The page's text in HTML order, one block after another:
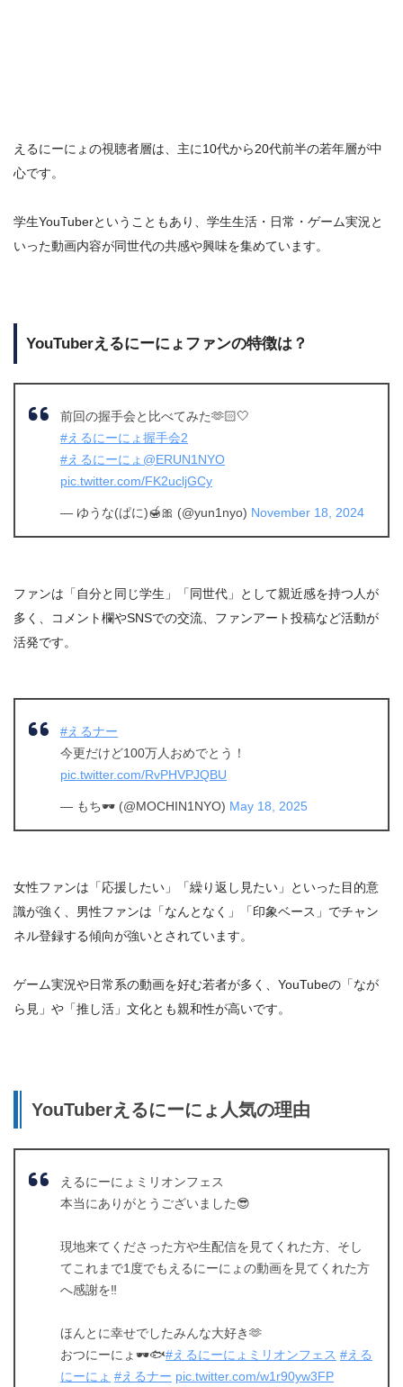
えるにーにょの視聴者層は、主に10代から20代前半の若年層が中
心です。
学生YouTuberということもあり、学生生活・日常・ゲーム実況と
いった動画内容が同世代の共感や興味を集めています。
YouTuberえるにーにょファンの特徴は？
前回の握手会と比べてみた🫶🏻🤍
#えるにーにょ握手会2
#えるにーにょ @ERUN1NYO
pic.twitter.com/FK2ucljGCy
— ゆうな(ぱに)🍯🎀 (@yun1nyo) November 18, 2024
ファンは「自分と同じ学生」「同世代」として親近感を持つ人が
多く、コメント欄やSNSでの交流、ファンアート投稿など活動が
活発です。
#えるナー
今更だけど100万人おめでとう！
pic.twitter.com/RvPHVPJQBU
— もち🕶️ (@MOCHIN1NYO) May 18, 2025
女性ファンは「応援したい」「繰り返し見たい」といった目的意
識が強く、男性ファンは「なんとなく」「印象ベース」でチャン
ネル登録する傾向が強いとされています。
ゲーム実況や日常系の動画を好む若者が多く、YouTubeの「なが
ら見」や「推し活」文化とも親和性が高いです。
YouTuberえるにーにょ人気の理由
えるにーにょミリオンフェス
本当にありがとうございました😎
現地来てくださった方や生配信を見てくれた方、そし
てこれまで1度でもえるにーにょの動画を見てくれた方
へ感謝を‼️
ほんとに幸せでしたみんな大好き🫶
おつにーにょ🕶🐟#えるにーにょミリオンフェス #える
にーにょ #えるナー pic.twitter.com/w1r90yw3FP